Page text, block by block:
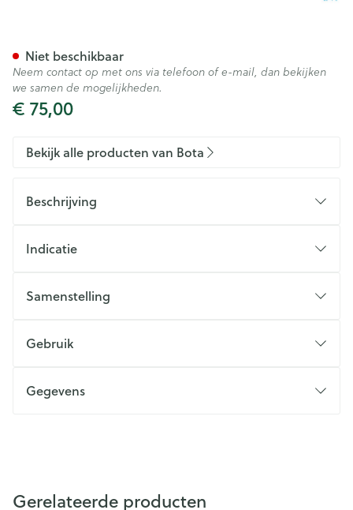
€ 75,00
Niet beschikbaar
Neem contact op met ons via telefoon of e-mail, dan bekijken
we samen de mogelijkheden.
Bekijk alle producten van Bota
Beschrijving
Indicatie
Samenstelling
Gebruik
Gegevens
Gerelateerde producten